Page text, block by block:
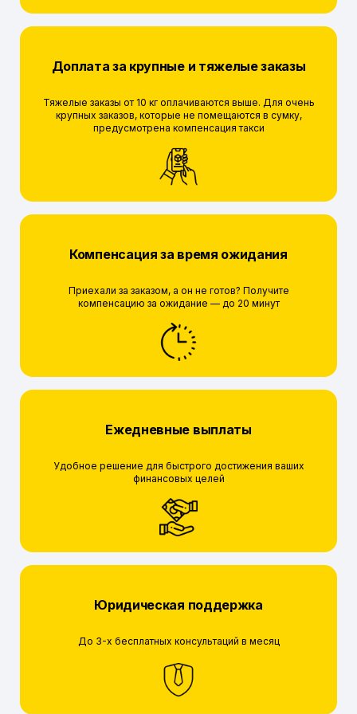
Доплата за крупные и тяжелые заказы
Тяжелые заказы от 10 кг оплачиваются выше. Для очень
крупных заказов, которые не помещаются в сумку,
предусмотрена компенсация такси
Компенсация за время ожидания
Приехали за заказом, а он не готов? Получите
компенсацию за ожидание — до 20 минут
Ежедневные выплаты
Удобное решение для быстрого достижения ваших
финансовых целей
Юридическая поддержка
До 3-х бесплатных консультаций в месяц